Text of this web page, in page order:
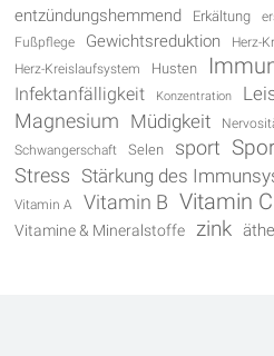
entzündungshemmend Erkältung
Fußpflege Gewichtsreduktion
Herz-
Herz-Kreislaufsystem
Husten
Infektanfälligkeit Konzentration
Magnesium Müdigkeit
Schwangerschaft Selen sport
Stress Stärkung des
Vitamin A
Vitamin B Vitamin C
Vitamine & Mineralstoffe zink